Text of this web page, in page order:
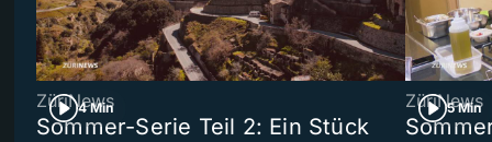
4 Min
ZüriNews
Sommer-Serie Teil 2: Ein Stück
5 Min
ZüriNews